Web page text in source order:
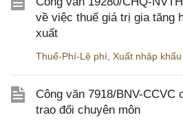
về việc thuế giá trị gia tăng
xuất
Thuế-Phí-Lệ phí Xuất nhập khẩu
Công văn 7918/BNV-CCVC
trao đổi chuyên môn